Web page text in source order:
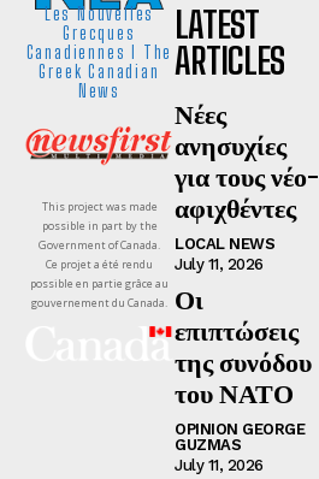
Les Nouvelles
Grecques
Canadiennes I The
Greek Canadian
News
This project was made
possible in part by the
Government of Canada.
Ce projet a été rendu
possible en partie grâce au
gouvernement du Canada.
LATEST
ARTICLES
Νέες
ανησυχίες
για τους νέο-
αφιχθέντες
LOCAL NEWS
July 11, 2026
Οι
επιπτώσεις
της συνόδου
του ΝΑΤΟ
OPINION GEORGE
GUZMAS
July 11, 2026